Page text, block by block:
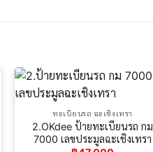
ทะเบียนรถ ฉะเชิงเทรา
2.OKdee ป้ายทะเบียนรถ กม
7000 เลขประมูลฉะเชิงเทรา